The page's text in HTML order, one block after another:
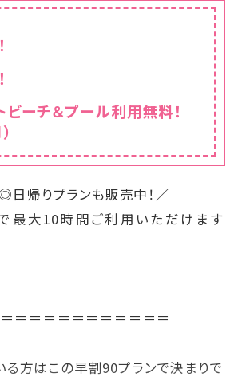
ビーチ＆プール利用無料！
帰りプランも販売中！／
最大10時間ご利用いただけます
＝＝＝＝＝＝＝＝＝＝＝
る方はこの早割90プランで決まりで